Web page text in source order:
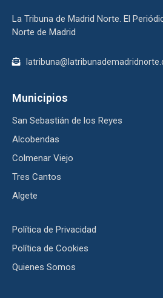
La Tribuna de Madrid Norte. El
Norte de Madrid
Municipios
San Sebastián de los Reyes
Alcobendas
Colmenar Viejo
Tres Cantos
Algete
Política de Privacidad
Política de Cookies
Quienes Somos